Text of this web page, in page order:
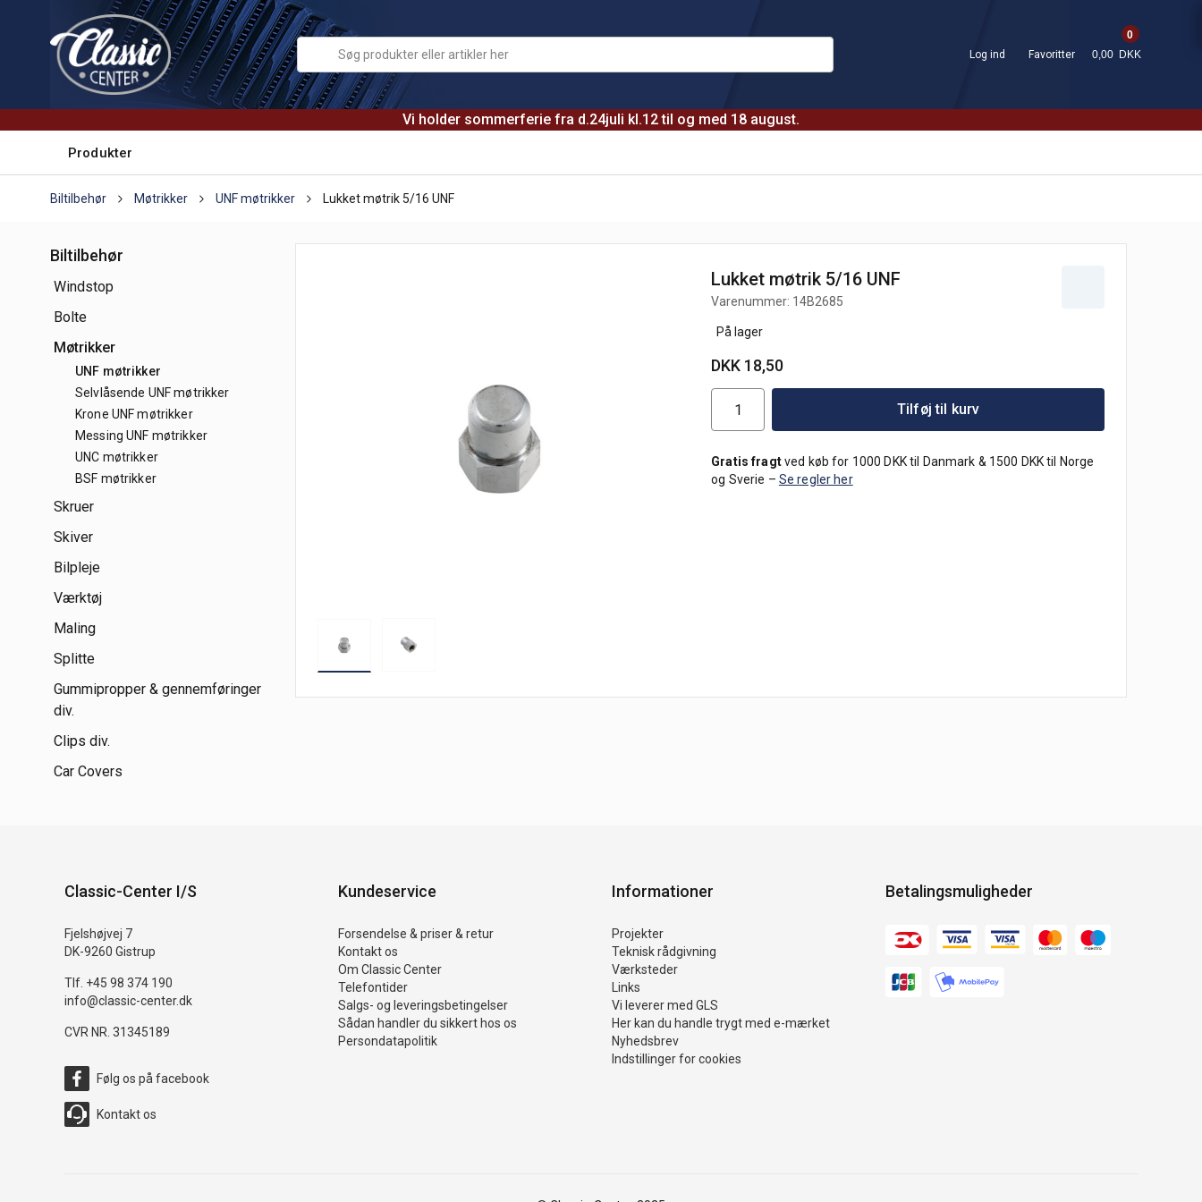
Vi holder sommerferie fra d.24juli kl.12 til og med 18 august.
Log ind Favoritter
0
0,00 DKK
Produkter
Biltilbehør Møtrikker UNF møtrikker Lukket møtrik 5/16 UNF
Biltilbehør
Windstop
Bolte
Møtrikker
UNF møtrikker
Selvlåsende UNF møtrikker
Krone UNF møtrikker
Messing UNF møtrikker
UNC møtrikker
BSF møtrikker
Skruer
Skiver
Bilpleje
Værktøj
Maling
Splitte
Gummipropper & gennemføringer
div.
Clips div.
Car Covers
Lukket møtrik 5/16 UNF
Varenummer: 14B2685
På lager
DKK 18,50
Tilføj til kurv
Gratis fragtved køb for 1000 DKK til Danmark & 1500 DKK til Norge
og Sverie – Se regler her
Classic-Center I/S
Fjelshøjvej 7
DK-9260 Gistrup
Tlf. +45 98 374 190
info@classic-center.dk
CVR NR. 31345189
Følg os på facebook
Kontakt os
Kundeservice
Forsendelse & priser & retur
Kontakt os
Om Classic Center
Telefontider
Salgs- og leveringsbetingelser
Sådan handler du sikkert hos os
Persondatapolitik
Informationer
Projekter
Teknisk rådgivning
Værksteder
Links
Vi leverer med GLS
Her kan du handle trygt med e-mærket
Nyhedsbrev
Indstillinger for cookies
Betalingsmuligheder